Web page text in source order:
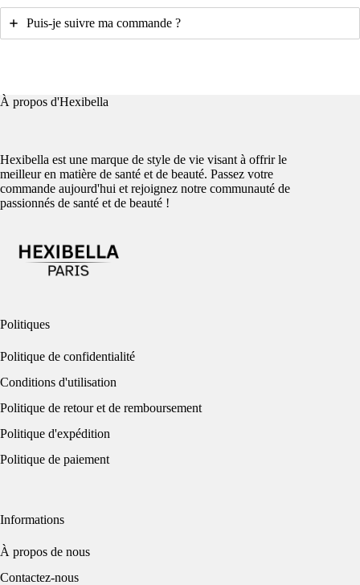
Puis-je suivre ma commande ?
À propos d'Hexibella
Hexibella est une marque de style de vie visant à offrir le
meilleur en matière de santé et de beauté. Passez votre
commande aujourd'hui et rejoignez notre communauté de
passionnés de santé et de beauté !
Politiques
Politique de confidentialité
Conditions d'utilisation
Politique de retour et de remboursement
Politique d'expédition
Politique de paiement
Informations
À propos de nous
Contactez-nous